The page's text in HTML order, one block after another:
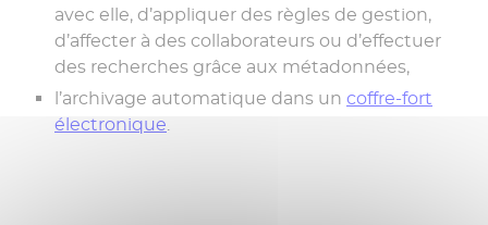
avec elle, d’appliquer des règles de gestion,
d’affecter à des collaborateurs ou d’effectuer
des recherches grâce aux métadonnées,
l’archivage automatique dans un coffre-fort
électronique.